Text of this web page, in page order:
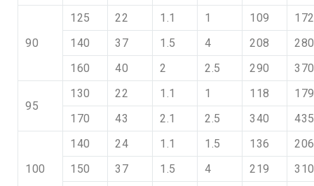
90
125 22 1.1 1 109
172
140
37 1.5 4 208
280
160
40 2 2.5 290 370
95
130 22 1.1 1 118
179
170
43 2.1 2.5 340 435
100
140 24 1.1 1.5 136
206
150
37 1.5 4 219
310